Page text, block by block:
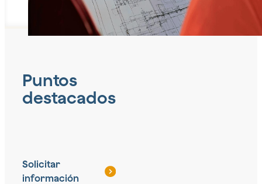
Puntos
destacados
Solicitar
información